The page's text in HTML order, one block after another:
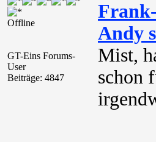
Offline
GT-Eins Forums-
User
Beiträge: 4847
Andy
Mist,
schon